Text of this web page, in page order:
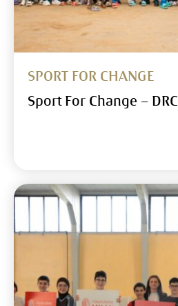
SPORT FOR CHANGE
Sport For Change – DRC